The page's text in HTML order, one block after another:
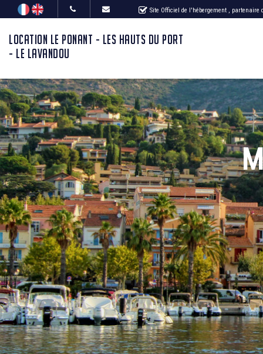
Site Officiel de l'hébergement , partenaire
LOCATION LE PONANT - LES HAUTS DU PORT
- LE LAVANDOU